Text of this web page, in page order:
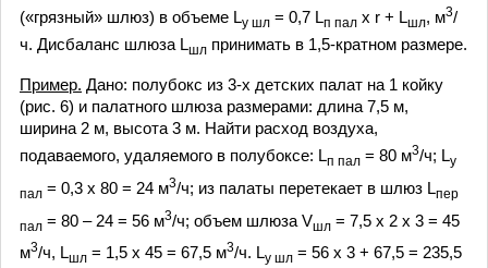
(«грязный» шлюз) в объеме Lу шл = 0,7 Lп пал х r + Lшл, м3/
ч. Дисбаланс шлюза Lшл принимать в 1,5-кратном размере.
Пример. Дано: полубокс из 3-х детских палат на 1 койку
(рис. 6) и палатного шлюза размерами: длина 7,5 м,
ширина 2 м, высота 3 м. Найти расход воздуха,
подаваемого, удаляемого в полубоксе: Lп пал = 80 м3/ч; Lу
пал = 0,3 х 80 = 24 м3/ч; из палаты перетекает в шлюз Lпер
пал = 80 – 24 = 56 м3/ч; объем шлюза Vшл = 7,5 х 2 х 3 = 45
м3/ч, Lшл = 1,5 х 45 = 67,5 м3/ч. Lу шл = 56 х 3 + 67,5 = 235,5